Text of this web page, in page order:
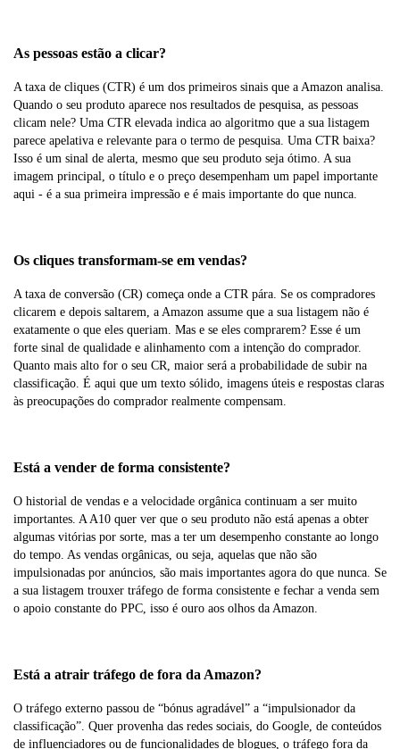
As pessoas estão a clicar?
A taxa de cliques (CTR) é um dos primeiros sinais que a Amazon analisa.
Quando o seu produto aparece nos resultados de pesquisa, as pessoas
clicam nele? Uma CTR elevada indica ao algoritmo que a sua listagem
parece apelativa e relevante para o termo de pesquisa. Uma CTR baixa?
Isso é um sinal de alerta, mesmo que seu produto seja ótimo. A sua
imagem principal, o título e o preço desempenham um papel importante
aqui - é a sua primeira impressão e é mais importante do que nunca.
Os cliques transformam-se em vendas?
A taxa de conversão (CR) começa onde a CTR pára. Se os compradores
clicarem e depois saltarem, a Amazon assume que a sua listagem não é
exatamente o que eles queriam. Mas e se eles comprarem? Esse é um
forte sinal de qualidade e alinhamento com a intenção do comprador.
Quanto mais alto for o seu CR, maior será a probabilidade de subir na
classificação. É aqui que um texto sólido, imagens úteis e respostas claras
às preocupações do comprador realmente compensam.
Está a vender de forma consistente?
O historial de vendas e a velocidade orgânica continuam a ser muito
importantes. A A10 quer ver que o seu produto não está apenas a obter
algumas vitórias por sorte, mas a ter um desempenho constante ao longo
do tempo. As vendas orgânicas, ou seja, aquelas que não são
impulsionadas por anúncios, são mais importantes agora do que nunca. Se
a sua listagem trouxer tráfego de forma consistente e fechar a venda sem
o apoio constante do PPC, isso é ouro aos olhos da Amazon.
Está a atrair tráfego de fora da Amazon?
O tráfego externo passou de “bónus agradável” a “impulsionador da
classificação”. Quer provenha das redes sociais, do Google, de conteúdos
de influenciadores ou de funcionalidades de blogues, o tráfego fora da